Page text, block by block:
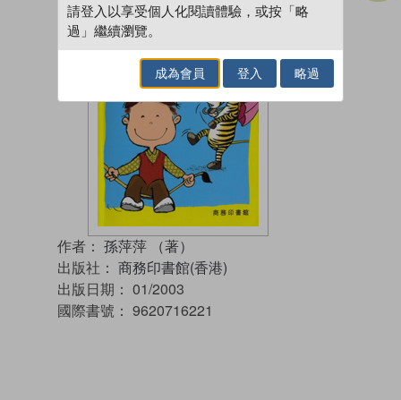
作者： 孫萍萍 （著）
出版社： 商務印書館(香港)
出版日期： 01/2003
國際書號： 9620716221
請登入以享受個人化閱讀體驗，或按「略
過」繼續瀏覽。
成為會員 登入 略過